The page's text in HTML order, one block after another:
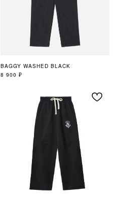
BAGGY WASHED BLACK
8 900 ₽